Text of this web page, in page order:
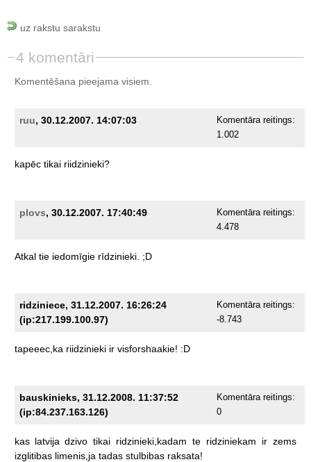
uz rakstu sarakstu
4 komentāri
Komentēšana pieejama visiem.
ruu, 30.12.2007. 14:07:03
Komentāra reitings:
1.002
kapēc tikai riidzinieki?
plovs, 30.12.2007. 17:40:49
Komentāra reitings:
4.478
Atkal tie iedomīgie rīdzinieki. ;D
ridziniece, 31.12.2007. 16:26:24
(ip:217.199.100.97)
Komentāra reitings:
-8.743
tapeeec,ka riidzinieki ir visforshaakie! :D
bauskinieks, 31.12.2008. 11:37:52
(ip:84.237.163.126)
Komentāra reitings:
0
kas latvija dzivo tikai ridzinieki,kadam te ridziniekam ir zems
izglitibas limenis,ja tadas stulbibas raksata!